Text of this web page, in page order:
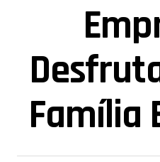
Família